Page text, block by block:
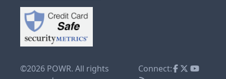
©2026 POWR. All rights
Connect: